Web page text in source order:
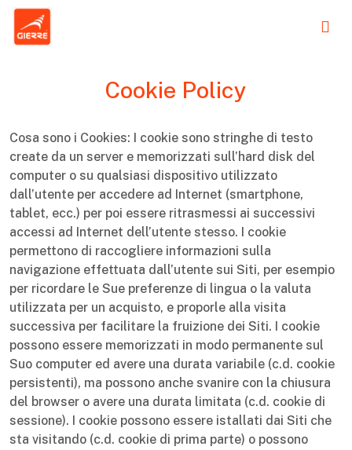
Cookie Policy
Cosa sono i Cookies: I cookie sono stringhe di testo
create da un server e memorizzati sull’hard disk del
computer o su qualsiasi dispositivo utilizzato
dall’utente per accedere ad Internet (smartphone,
tablet, ecc.) per poi essere ritrasmessi ai successivi
accessi ad Internet dell’utente stesso. I cookie
permettono di raccogliere informazioni sulla
navigazione effettuata dall’utente sui Siti, per esempio
per ricordare le Sue preferenze di lingua o la valuta
utilizzata per un acquisto, e proporle alla visita
successiva per facilitare la fruizione dei Siti. I cookie
possono essere memorizzati in modo permanente sul
Suo computer ed avere una durata variabile (c.d. cookie
persistenti), ma possono anche svanire con la chiusura
del browser o avere una durata limitata (c.d. cookie di
sessione). I cookie possono essere istallati dai Siti che
sta visitando (c.d. cookie di prima parte) o possono